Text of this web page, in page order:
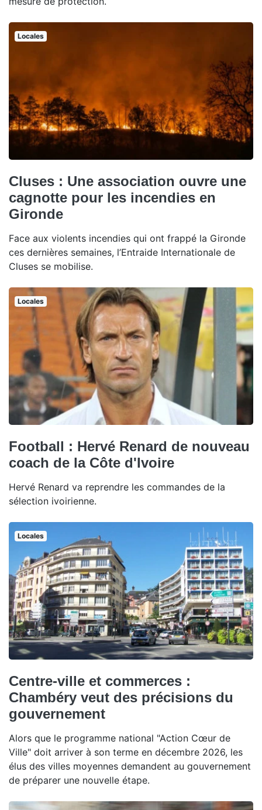
Locales
Cluses : Une association ouvre une
cagnotte pour les incendies en
Gironde
Face aux violents incendies qui ont frappé la Gironde
ces dernières semaines, l’Entraide Internationale de
Cluses se mobilise.
Locales
Football : Hervé Renard de nouveau
coach de la Côte d'Ivoire
Hervé Renard va reprendre les commandes de la
sélection ivoirienne.
Locales
Centre-ville et commerces :
Chambéry veut des précisions du
gouvernement
Alors que le programme national "Action Cœur de
Ville" doit arriver à son terme en décembre 2026, les
élus des villes moyennes demandent au gouvernement
de préparer une nouvelle étape.